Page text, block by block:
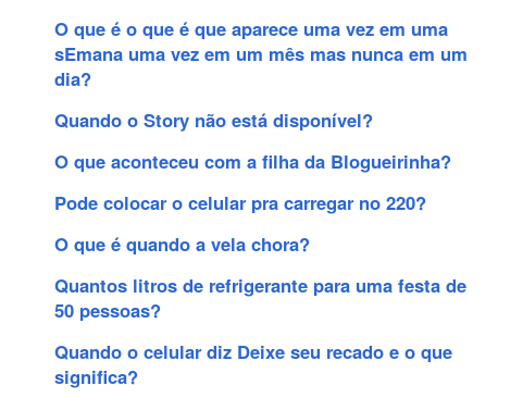
O que é o que é que aparece uma vez em uma
sEmana uma vez em um mês mas nunca em um
dia?
Quando o Story não está disponível?
O que aconteceu com a filha da Blogueirinha?
Pode colocar o celular pra carregar no 220?
O que é quando a vela chora?
Quantos litros de refrigerante para uma festa de
50 pessoas?
Quando o celular diz Deixe seu recado e o que
significa?